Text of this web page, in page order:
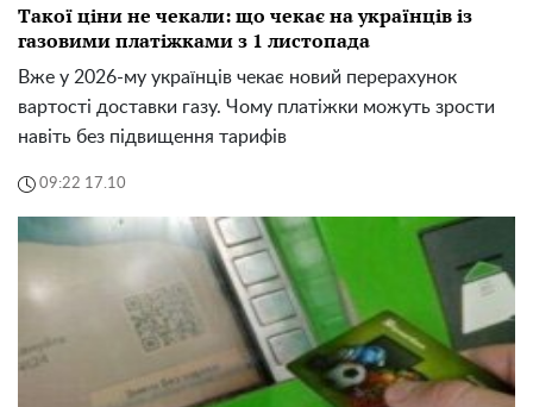
Такої ціни не чекали: що чекає на українців із
газовими платіжками з 1 листопада
Вже у 2026-му українців чекає новий перерахунок
вартості доставки газу. Чому платіжки можуть зрости
навіть без підвищення тарифів
09:22 17.10